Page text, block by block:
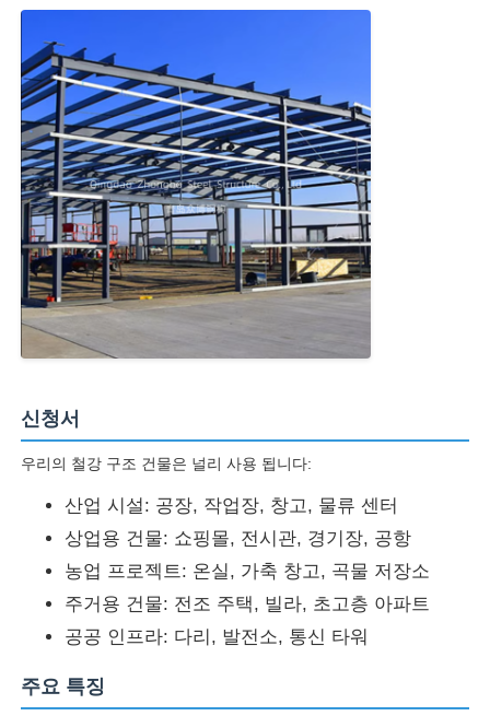
철강 구조물
철강 구조 가금류 하우스
강철 구조 물 탱크 타워
강철 구조 건물 건축
파우더 코팅 철강 구조
신청서
우리의 철강 구조 건물은 널리 사용 됩니다:
산업 시설: 공장, 작업장, 창고, 물류 센터
상업용 건물: 쇼핑몰, 전시관, 경기장, 공항
농업 프로젝트: 온실, 가축 창고, 곡물 저장소
주거용 건물: 전조 주택, 빌라, 초고층 아파트
공공 인프라: 다리, 발전소, 통신 타워
주요 특징